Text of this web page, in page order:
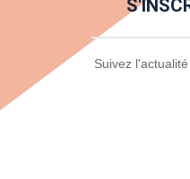
Newsletter Suivez